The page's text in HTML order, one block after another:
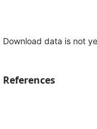
Download data is not
References